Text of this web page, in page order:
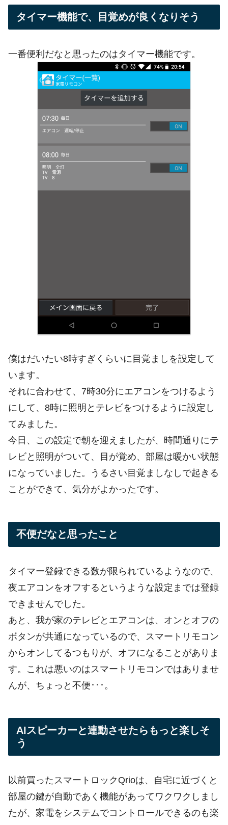
タイマー機能で、目覚めが良くなりそう
一番便利だなと思ったのはタイマー機能です。
僕はだいたい8時すぎくらいに目覚ましを設定して
います。
それに合わせて、7時30分にエアコンをつけるよう
にして、8時に照明とテレビをつけるように設定し
てみました。
今日、この設定で朝を迎えましたが、時間通りにテ
レビと照明がついて、目が覚め、部屋は暖かい状態
になっていました。うるさい目覚ましなしで起きる
ことができて、気分がよかったです。
不便だなと思ったこと
タイマー登録できる数が限られているようなので、
夜エアコンをオフするというような設定までは登録
できませんでした。
あと、我が家のテレビとエアコンは、オンとオフの
ボタンが共通になっているので、スマートリモコン
からオンしてるつもりが、オフになることがありま
す。これは悪いのはスマートリモコンではありませ
んが、ちょっと不便･･･。
AIスピーカーと連動させたらもっと楽しそ
う
以前買ったスマートロックQrioは、自宅に近づくと
部屋の鍵が自動であく機能があってワクワクしまし
たが、家電をシステムでコントロールできるのも楽